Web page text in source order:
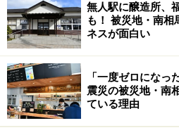
無人駅に醸造所、
も！ 被災地・南相
ネスが面白い
「一度ゼロになっ
震災の被災地・南
ている理由